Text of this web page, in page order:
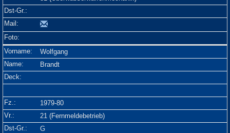
Wolfgang
Brandt
1979-80
21 (Fernmeldebetrieb)
G